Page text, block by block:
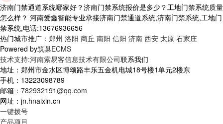
济南门禁通道系统哪家好？济南门禁系统报价是多少？工地门禁系统质量
怎么样？ 河南爱鑫智能专业承接济南门禁通道系统,济南门禁系统,工地门
禁系统,电话:13676936656
热门城市推广： 郑州 洛阳 商丘 南阳 信阳 济南 西安 太原 石家庄
Powered by筑巢ECMS
技术支持:河南索易客信息技术有限公司联系我们
地址：郑州市金水区博颂路丰乐五金机电城18号楼1单元2楼东
手机：13223098789
邮箱： 782932191@qq.com
网址：jn.hnaixin.cn
一键拨号
产品项目